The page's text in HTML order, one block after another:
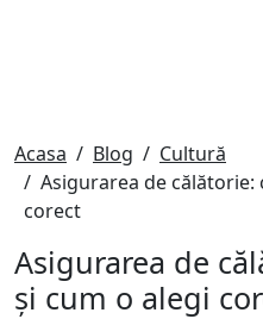
Acasa Blog
Cultură
Asigurarea de călătorie:
corect
Asigurarea de
și cum o alegi